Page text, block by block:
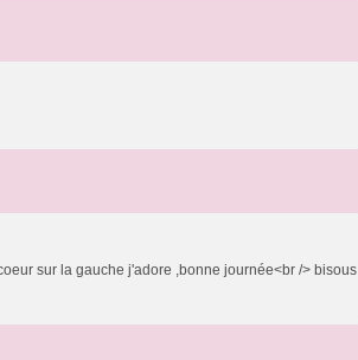
sur la gauche j'adore ,bonne journée<br /> bisous